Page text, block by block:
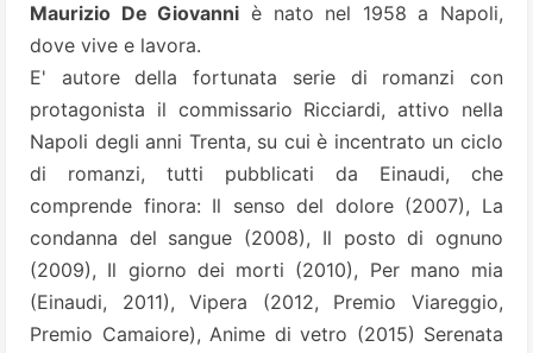
Maurizio De Giovanni è nato nel 1958 a Napoli,
dove vive e lavora.
E' autore della fortunata serie di romanzi con
protagonista il commissario Ricciardi, attivo nella
Napoli degli anni Trenta, su cui è incentrato un ciclo
di romanzi, tutti pubblicati da Einaudi, che
comprende finora: Il senso del dolore (2007), La
condanna del sangue (2008), Il posto di ognuno
(2009), Il giorno dei morti (2010), Per mano mia
(Einaudi, 2011), Vipera (2012, Premio Viareggio,
Premio Camaiore), Anime di vetro (2015) Serenata